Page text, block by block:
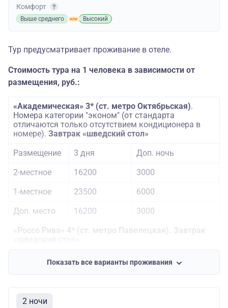
Комфорт
Выше среднего Высокий
Тур предусматривает проживание в отеле.
Стоимость тура на 1 человека в зависимости от
размещения, руб.:
«Академическая» 3* (ст. метро Октябрьская).
Номера категории "эконом" (от стандарта
отличаются только отсутствием кондиционера в
номере). Завтрак «шведский стол»
Размещение
3 дня
Доп. ночь
2-местное
16200
3000
1-местное
23500
6000
Доп. место
16200
3000
«Россо Рива» 4* (ст. метро Павелецкая). Завтрак
Размещение
3 дня
Доп. ночь
1-местное
Показать все варианты проживания
2 ночи